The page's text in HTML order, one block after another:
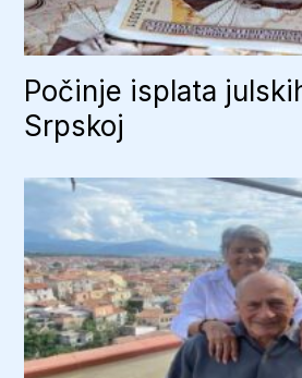
Počinje isplata
Srpskoj